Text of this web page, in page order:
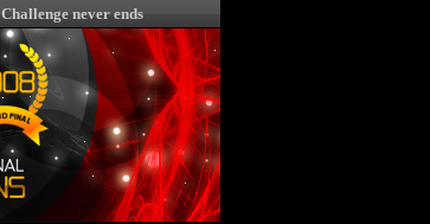
Challenge never ends